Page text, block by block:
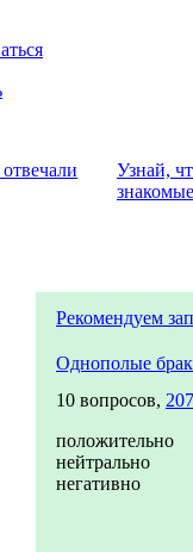
Узнай,
Рекомендуем
Однополые
10 вопросов,
положительно
нейтрально
негативно